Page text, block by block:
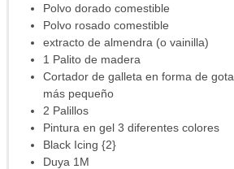
Polvo dorado comestible
Polvo rosado comestible
extracto de almendra (o vainilla)
1 Palito de madera
Cortador de galleta en forma de gota
más pequeño
2 Palillos
Pintura en gel 3 diferentes colores
Black Icing {2}
Duya 1M